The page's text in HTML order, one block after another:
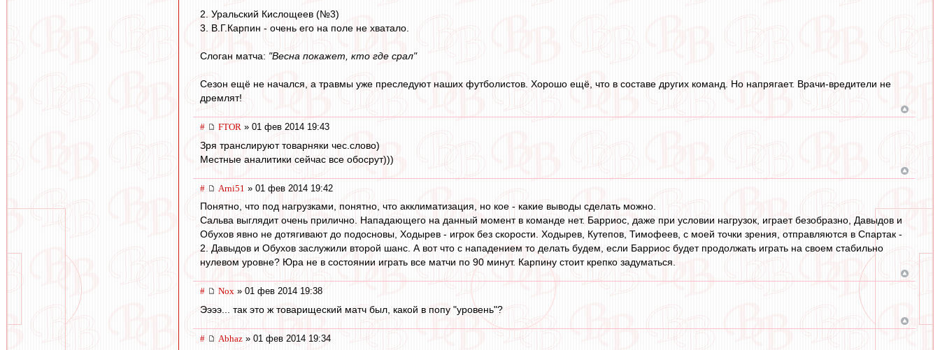
2. Уральский Кислощеев (№3)
3. В.Г.Карпин - очень его на поле не хватало.
Слоган матча: "Весна покажет, кто где срал"
Сезон ещё не начался, а травмы уже преследуют наших футболистов. Хорошо ещё, что в составе других команд. Но напрягает. Врачи-вредители не
дремлят!
# FTOR » 01 фев 2014 19:43
Зря транслируют товарняки чес.слово)
Местные аналитики сейчас все обосрут)))
# Arni51 » 01 фев 2014 19:42
Понятно, что под нагрузками, понятно, что акклиматизация, но кое - какие выводы сделать можно.
Сальва выглядит очень прилично. Нападающего на данный момент в команде нет. Барриос, даже при условии нагрузок, играет безобразно, Давыдов и
Обухов явно не дотягивают до подосновы, Ходырев - игрок без скорости. Ходырев, Кутепов, Тимофеев, с моей точки зрения, отправляются в Спартак -
2. Давыдов и Обухов заслужили второй шанс. А вот что с нападением то делать будем, если Барриос будет продолжать играть на своем стабильно
нулевом уровне? Юра не в состоянии играть все матчи по 90 минут. Карпину стоит крепко задуматься.
# Nox » 01 фев 2014 19:38
Ээээ... так это ж товарищеский матч был, какой в попу "уровень"?
# Abhaz » 01 фев 2014 19:34